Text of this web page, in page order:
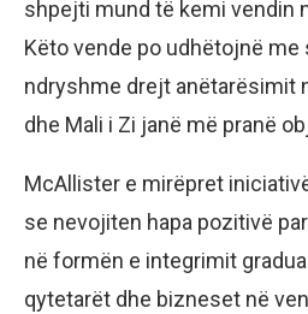
shpejti mund të kemi vendin
Këto vende po udhëtojnë
ndryshme drejt anëtarësimit
dhe Mali i Zi janë më pranë
McAllister e mirëpret
se nevojiten hapa pozitivë
në formën e integrimit
qytetarët dhe bizneset në